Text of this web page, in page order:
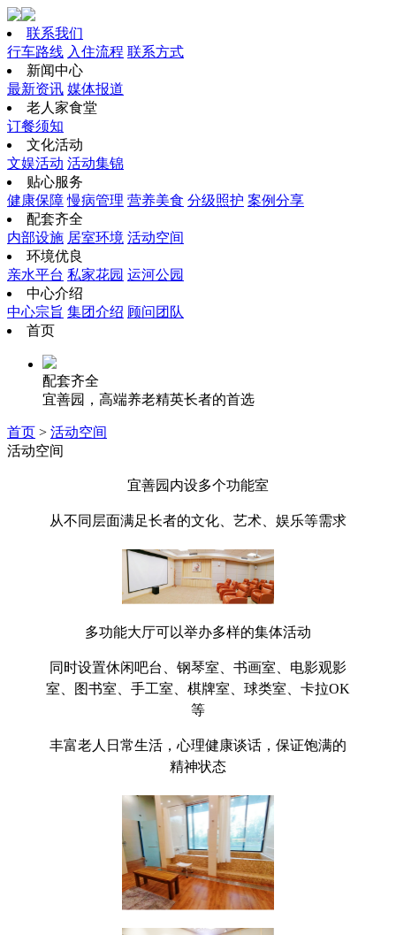
联系我们
行车路线 入住流程 联系方式
新闻中心
最新资讯 媒体报道
老人家食堂
订餐须知
文化活动
文娱活动 活动集锦
贴心服务
健康保障 慢病管理 营养美食 分级照护 案例分享
配套齐全
内部设施 居室环境 活动空间
环境优良
亲水平台 私家花园 运河公园
中心介绍
中心宗旨 集团介绍 顾问团队
首页
配套齐全
宜善园，高端养老精英长者的首选
首页 > 活动空间
活动空间
宜善园内设多个功能室
从不同层面满足长者的文化、艺术、娱乐等需求
多功能大厅可以举办多样的集体活动
同时设置休闲吧台、钢琴室、书画室、电影观影
室、图书室、手工室、棋牌室、球类室、卡拉OK
等
丰富老人日常生活，心理健康谈话，保证饱满的
精神状态